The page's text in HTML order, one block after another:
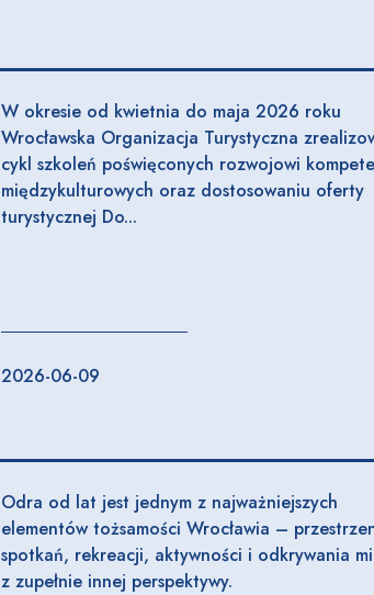
W okresie od kwietnia do maja 2026 roku
Wrocławska Organizacja Turystyczna
cykl szkoleń poświęconych rozwojowi
międzykulturowych oraz dostosowaniu oferty
turystycznej Do...
2026-06-09
Odra od lat jest jednym z najważniejszych
elementów tożsamości Wrocławia –
spotkań, rekreacji, aktywności i odkrywania
z zupełnie innej perspektywy.